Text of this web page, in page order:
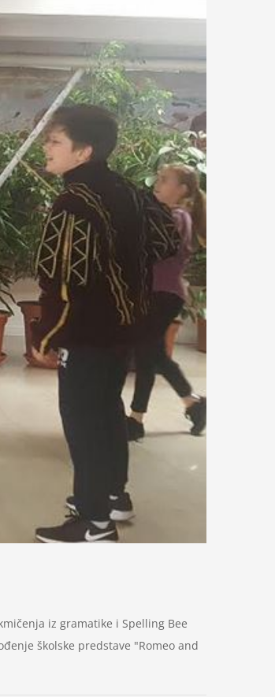
iz gramatike i Spelling Bee
školske predstave "Romeo and